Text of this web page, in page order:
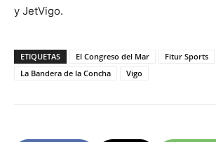
y JetVigo.
ETIQUETAS El Congreso del Mar
Fitur Sports
La Bandera de la Concha
Vigo